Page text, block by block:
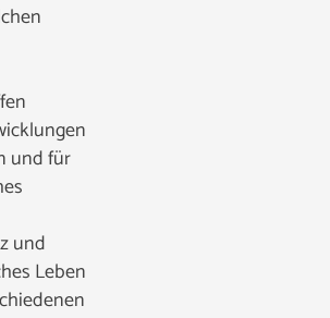
und für
und
Leben